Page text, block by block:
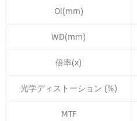
OI(mm)
WD(mm)
倍率(x)
光学ディストーション (%)
MTF